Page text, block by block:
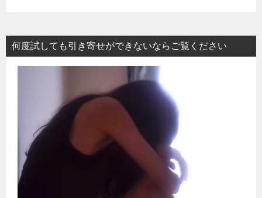
何度試しても引き寄せができないならご覧ください